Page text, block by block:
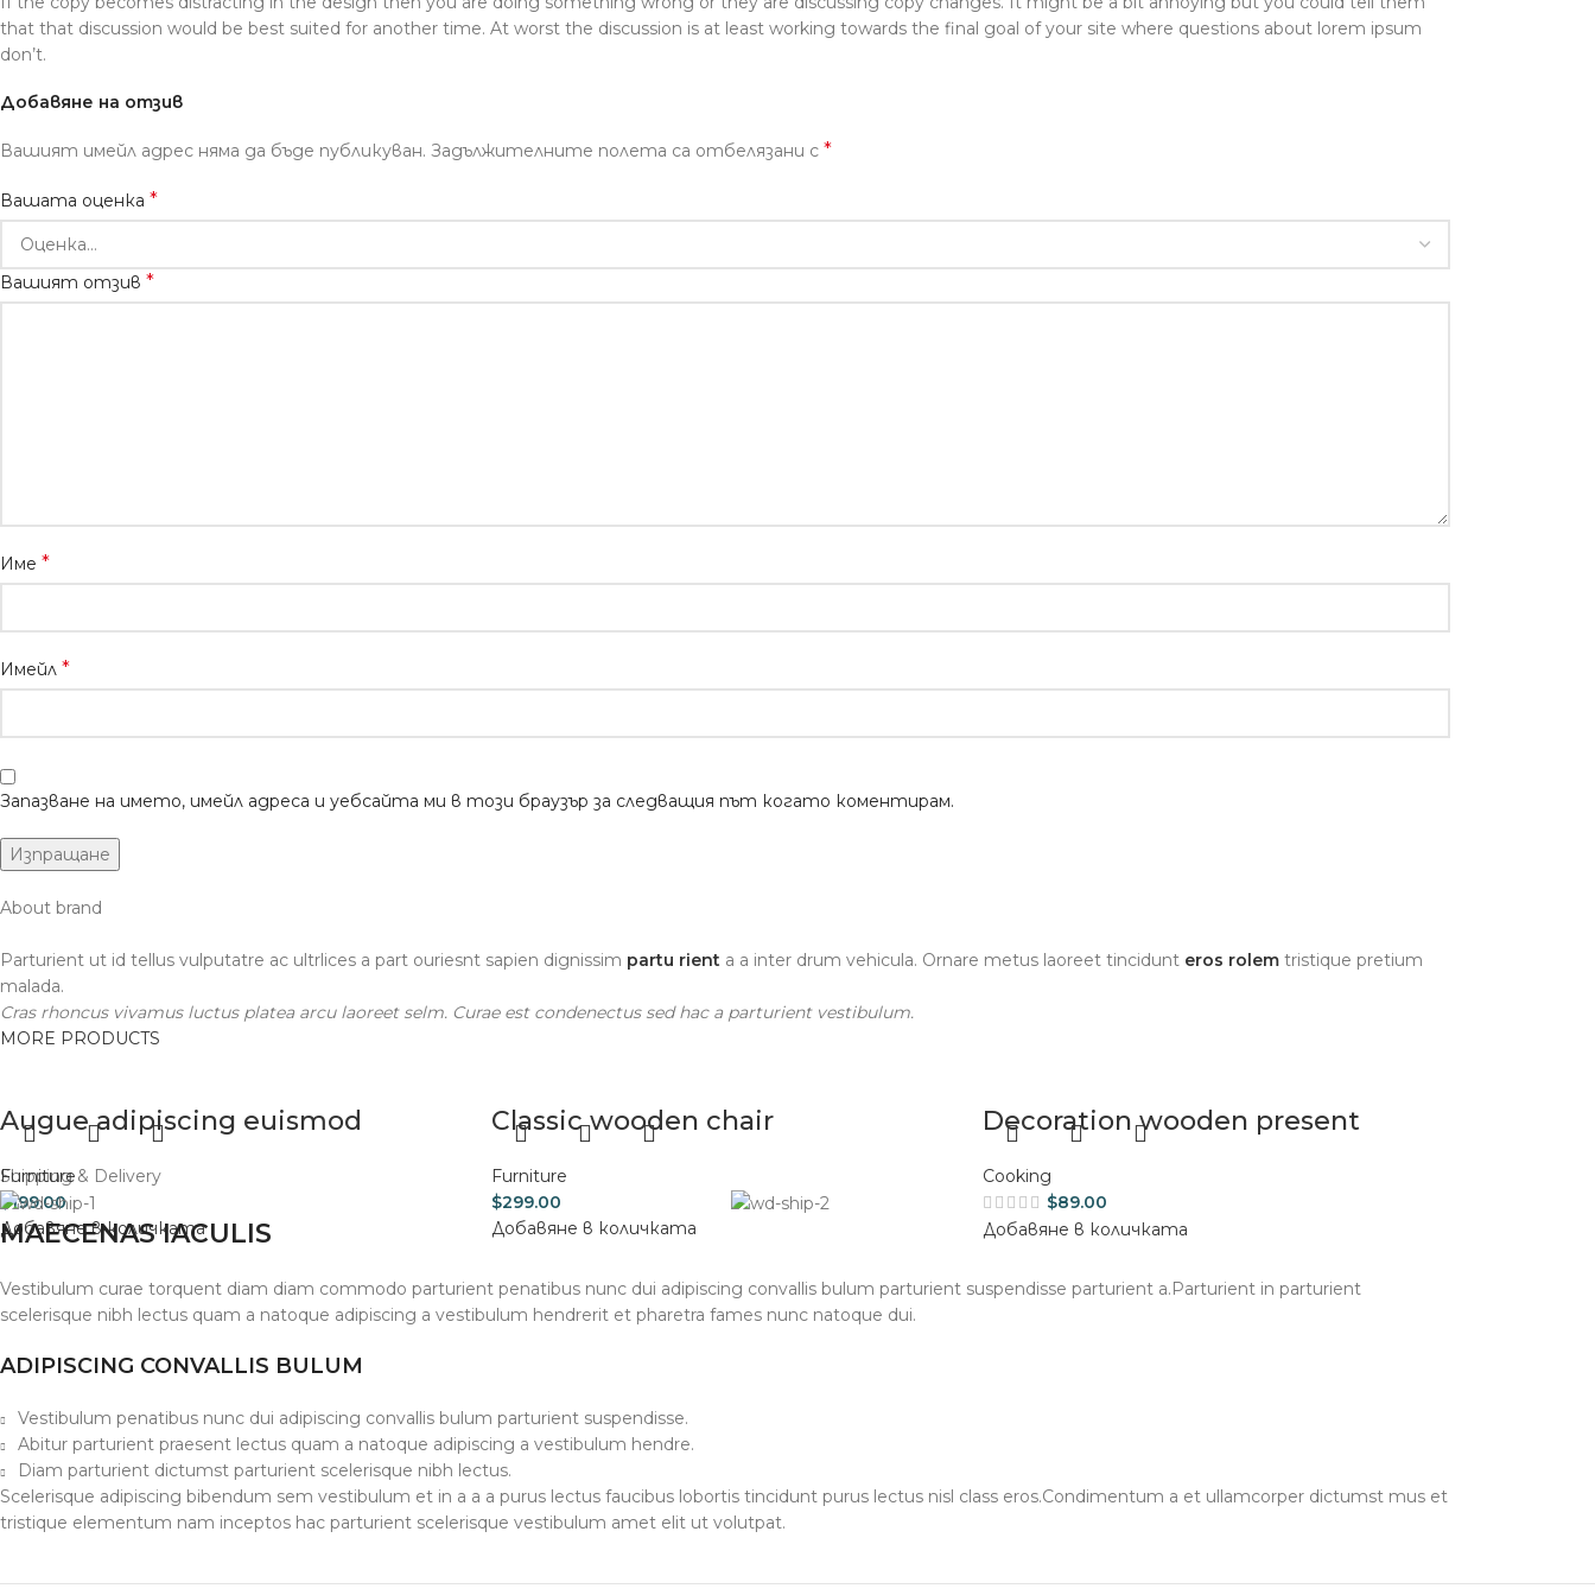
that that discussion would be best suited for another time. At worst the discussion is at least working towards the final goal of your site where questions about lorem ipsum
don’t.
Добавяне на отзив
Вашият имейл адрес няма да бъде публикуван. Задължителните полета са отбелязани с *
Вашата оценка *
Вашият отзив *
Име *
Имейл *
Запазване на името, имейл адреса и уебсайта ми в този браузър за следващия път когато коментирам.
About brand
Parturient ut id tellus vulputatre ac ultrlices a part ouriesnt sapien dignissim partu rient a a inter drum vehicula. Ornare metus laoreet tincidunt eros rolem tristique pretium
malada.
Cras rhoncus vivamus luctus platea arcu laoreet selm. Curae est condenectus sed hac a parturient vestibulum.
MORE PRODUCTS
Augue adipiscing euismod
Furniture
$199.00
Добавяне в количката
Classic wooden chair
Furniture
$299.00
Добавяне в количката
Decoration wooden present
Cooking
$89.00
Добавяне в количката
Shipping & Delivery
MAECENAS IACULIS
Vestibulum curae torquent diam diam commodo parturient penatibus nunc dui adipiscing convallis bulum parturient suspendisse parturient a.Parturient in parturient
scelerisque nibh lectus quam a natoque adipiscing a vestibulum hendrerit et pharetra fames nunc natoque dui.
ADIPISCING CONVALLIS BULUM
Vestibulum penatibus nunc dui adipiscing convallis bulum parturient suspendisse.
Abitur parturient praesent lectus quam a natoque adipiscing a vestibulum hendre.
Diam parturient dictumst parturient scelerisque nibh lectus.
Scelerisque adipiscing bibendum sem vestibulum et in a a a purus lectus faucibus lobortis tincidunt purus lectus nisl class eros.Condimentum a et ullamcorper dictumst mus et
tristique elementum nam inceptos hac parturient scelerisque vestibulum amet elit ut volutpat.